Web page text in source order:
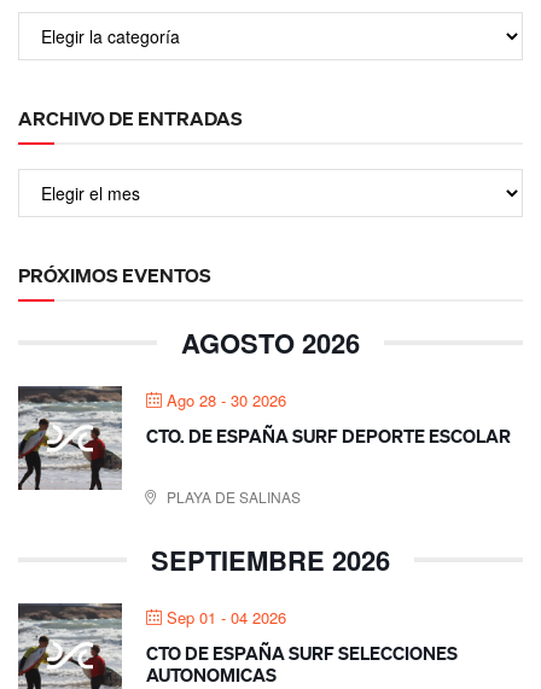
ARCHIVO DE ENTRADAS
PRÓXIMOS EVENTOS
AGOSTO 2026
Ago 28 - 30 2026
CTO. DE ESPAÑA SURF DEPORTE ESCOLAR
PLAYA DE SALINAS
SEPTIEMBRE 2026
Sep 01 - 04 2026
CTO DE ESPAÑA SURF SELECCIONES
AUTONOMICAS